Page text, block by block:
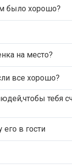
было хорошо?
на место?
все хорошо?
тебя
его в гости